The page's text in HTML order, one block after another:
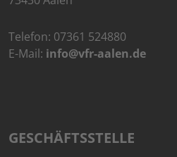
Telefon: 07361 524880
E-Mail: info@vfr-aalen.de
GESCHÄFTSSTELLE